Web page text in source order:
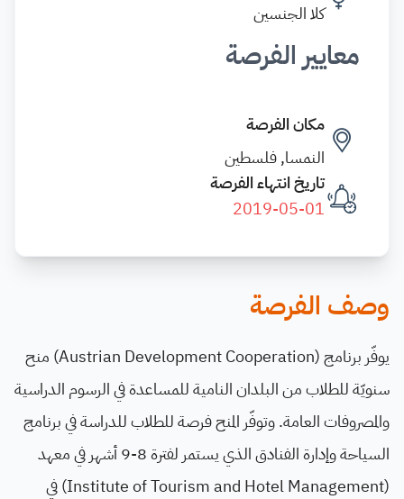
كلا الجنسين
معايير الفرصة
مكان الفرصة
النمسا, فلسطين
تاريخ انتهاء الفرصة
2019-05-01
وصف الفرصة
يوفّر برنامج (Austrian Development Cooperation) منح
سنويّة للطلاب من البلدان النامية للمساعدة في الرسوم الدراسية
والمصروفات العامة. وتوفّر المنح فرصة للطلاب للدراسة في برنامج
السياحة وإدارة الفنادق الذي يستمر لفترة 8-9 أشهر في معهد
(Institute of Tourism and Hotel Management) في